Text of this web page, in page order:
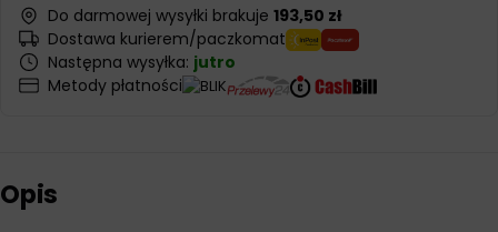
Do darmowej wysyłki brakuje 193,50 zł
Dostawa kurierem/paczkomat
Następna wysyłka: jutro
Metody płatności
Opis